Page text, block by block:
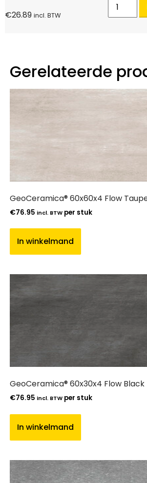
€26.89 incl. BTW
Gerelateerde
GeoCeramica® 60x60x4 Flow
€76.95 incl. BTW per stuk
In winkelmand
GeoCeramica® 60x30x4 Flow Black
€76.95 incl. BTW per stuk
In winkelmand